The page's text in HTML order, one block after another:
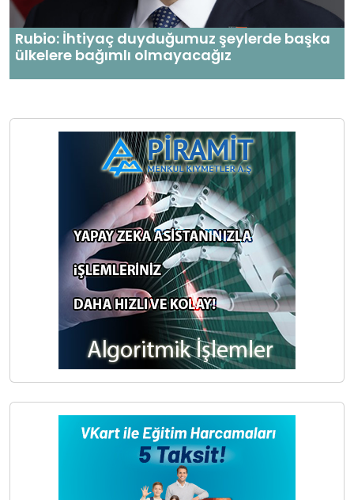
Rubio: İhtiyaç duyduğumuz şeylerde başka
ülkelere bağımlı olmayacağız